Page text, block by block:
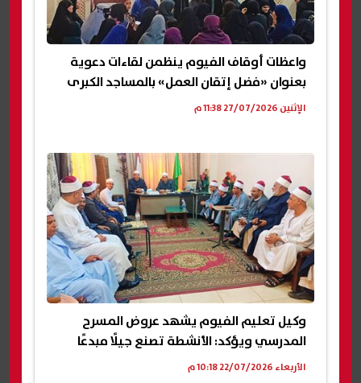
واعظات أوقاف الفيوم ينظمن لقاءات دعوية
بعنوان «فضل إتقان العمل» بالمساجد الكبرى
الإثنين 27/07/2026 11:38 م
وكيل تعليم الفيوم يشهد عروض المسرح
المدرسي ويؤكد: الأنشطة تصنع جيلًا مبدعًا
الأربعاء 22/07/2026 10:18 م